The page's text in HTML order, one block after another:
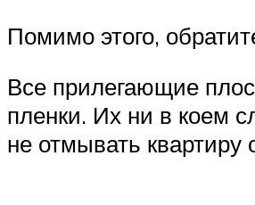
Помимо этого,
Все прилегающие
пленки. Их ни в коем
не отмывать квартиру